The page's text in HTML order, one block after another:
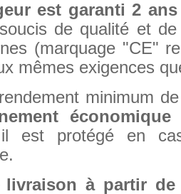
est garanti 2 ans
de qualité et
(marquage "CE"
mêmes exigences
minimum
il est protégé en
livraison à partir de